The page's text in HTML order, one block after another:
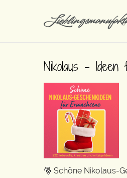
Nikolaus –
🎅 Schöne Nikolaus-